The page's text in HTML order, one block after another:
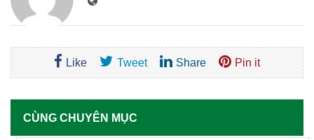
Like Tweet Share Pin it
CÙNG CHUYÊN MỤC